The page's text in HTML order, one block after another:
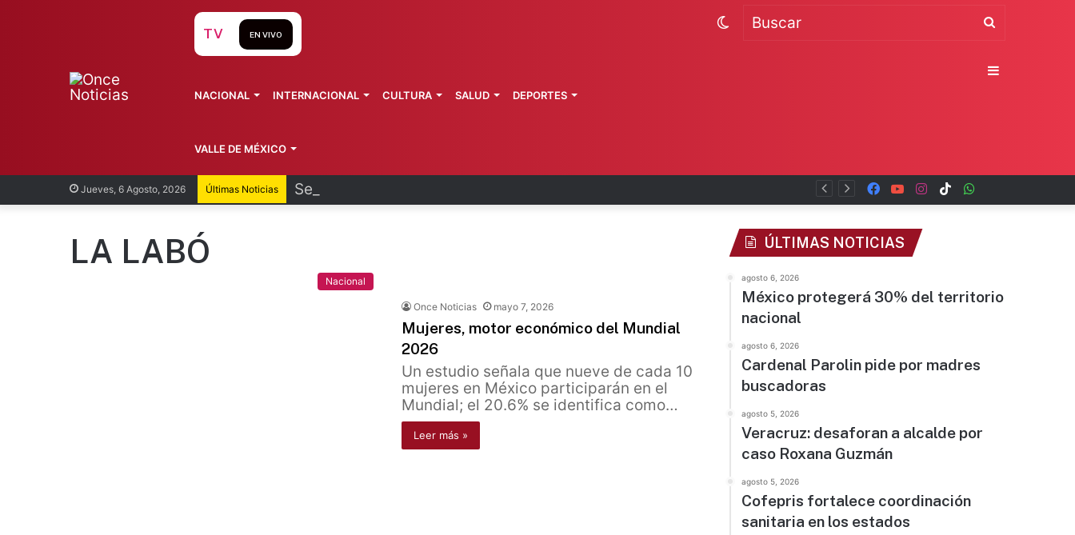
Jueves, 6 Agosto, 2026 Últimas Noticias Selección Mexicana Sub-20 asegura pase a Mundial TikTok
Instagram
YouTube
Facebook
TV EN VIVO
NACIONAL INTERNACIONAL CULTURA SALUD DEPORTES
VALLE DE MÉXICO
Switch
LA LABÓ
Nacional
Once Noticias mayo 7, 2026
Mujeres, motor económico del Mundial
2026
Un estudio señala que nueve de cada 10
mujeres en México participarán en el
Mundial; el 20.6% se identifica como…
Leer más »
ÚLTIMAS NOTICIAS
agosto 6, 2026
México protegerá 30% del territorio
nacional
agosto 6, 2026
Cardenal Parolin pide por madres
buscadoras
agosto 5, 2026
Veracruz: desaforan a alcalde por
caso Roxana Guzmán
agosto 5, 2026
Cofepris fortalece coordinación
sanitaria en los estados